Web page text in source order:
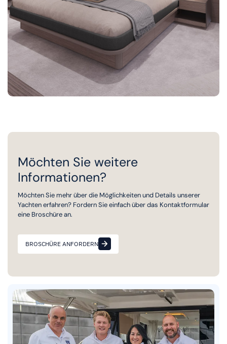
Möchten Sie weitere
Informationen?
Möchten Sie mehr über die Möglichkeiten und Details unserer
Yachten erfahren? Fordern Sie einfach über das Kontaktformular
eine Broschüre an.
BROSCHÜRE ANFORDERN